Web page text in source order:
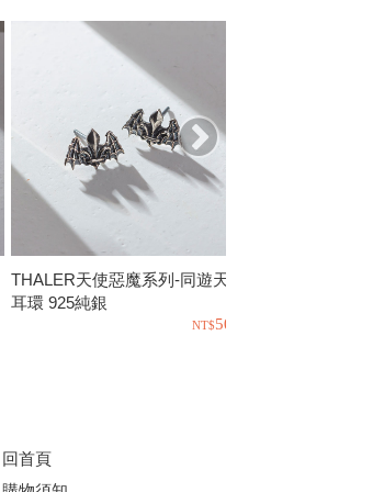
THALER天使惡魔系列-同遊天際
耳環 925純銀
500
回首頁